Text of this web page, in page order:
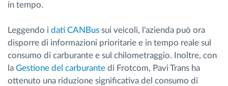
in tempo.
Leggendo i dati CANBus sui veicoli, l'azienda può ora
disporre di informazioni prioritarie e in tempo reale sul
consumo di carburante e sul chilometraggio. Inoltre, con
la Gestione del carburante di Frotcom, Pavi Trans ha
ottenuto una riduzione significativa del consumo di